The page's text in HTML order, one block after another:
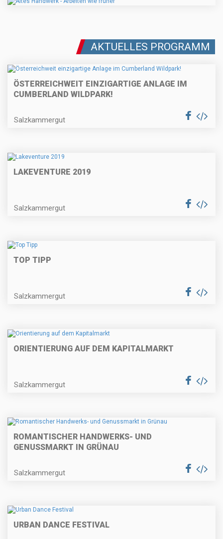
AKTUELLES PROGRAMM
ÖSTERREICHWEIT EINZIGARTIGE ANLAGE IM
CUMBERLAND WILDPARK!
Salzkammergut
LAKEVENTURE 2019
Salzkammergut
TOP TIPP
Salzkammergut
ORIENTIERUNG AUF DEM KAPITALMARKT
Salzkammergut
ROMANTISCHER HANDWERKS- UND
GENUSSMARKT IN GRÜNAU
Salzkammergut
URBAN DANCE FESTIVAL